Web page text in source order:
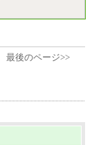
最後のページ>>